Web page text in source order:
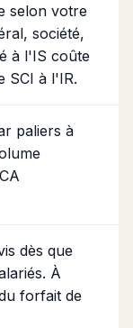
selon votre
société,
à l'IS coûte
SCI à l'IR.
paliers à
dès que
À
forfait de